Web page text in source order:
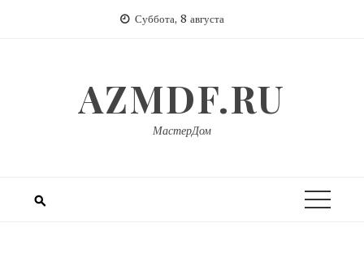
Суббота, 8 августа
AZMDF.RU
МастерДом